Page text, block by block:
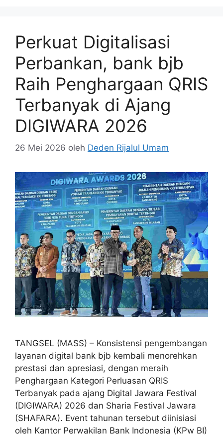
Perkuat Digitalisasi
Perbankan, bank bjb
Raih Penghargaan QRIS
Terbanyak di Ajang
DIGIWARA 2026
26 Mei 2026 oleh Deden Rijalul Umam
TANGSEL (MASS) – Konsistensi pengembangan
layanan digital bank bjb kembali menorehkan
prestasi dan apresiasi, dengan meraih
Penghargaan Kategori Perluasan QRIS
Terbanyak pada ajang Digital Jawara Festival
(DIGIWARA) 2026 dan Sharia Festival Jawara
(SHAFARA). Event tahunan tersebut diinisiasi
oleh Kantor Perwakilan Bank Indonesia (KPw BI)